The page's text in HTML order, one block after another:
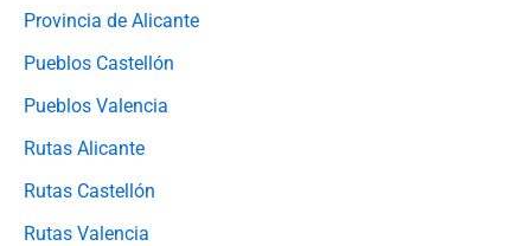
Provincia de Alicante
Pueblos Castellón
Pueblos Valencia
Rutas Alicante
Rutas Castellón
Rutas Valencia